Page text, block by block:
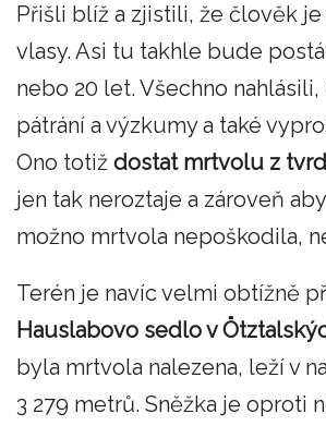
Přišli blíž a zjistili, že člověk je
vlasy. Asi tu takhle bude
nebo 20 let. Všechno
pátrání a výzkumy a také
Ono totiž dostat mrtvolu z
jen tak neroztaje a zároveň
možno mrtvola nepoškodila,
Terén je navíc velmi obtížně
Hauslabovo sedlo v
byla mrtvola nalezena, leží v
3 279 metrů. Sněžka je oproti